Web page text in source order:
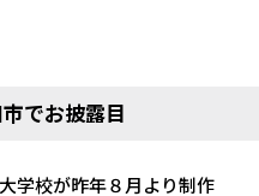
でお披露目
学校が昨年８月より制作